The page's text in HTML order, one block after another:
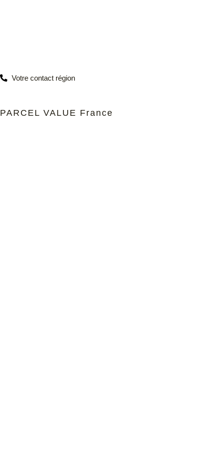
Votre contact région
PARCEL VALUE France